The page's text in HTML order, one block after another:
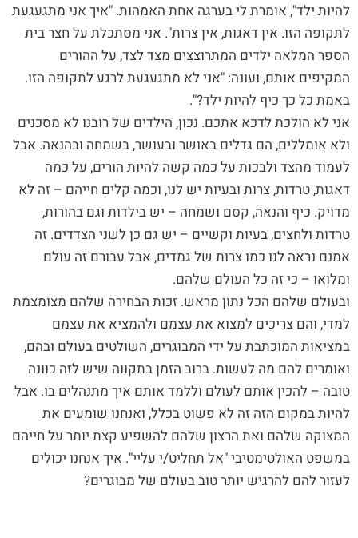
להיות ילד", אומרת לי בערגה אחת האמהות. "איך אני מתגעגעת
לתקופה הזו. אין דאגות, אין צרות". אני מסתכלת על חצר בית
הספר המלאה ילדים המתרוצצים מצד לצד, על ההורים
המקיפים אותם, ועונה: "אני לא מתגעגעת לרגע לתקופה הזו.
באמת כל כך כיף להיות ילד?".
אני לא הולכת לדכא אתכם. נכון, הילדים של רובנו לא מסכנים
ולא אומללים, הם גדלים באושר ובעושר, בשמחה ובהנאה. אבל
לעמוד מהצד ולבכות על כמה קשה להיות הורים, על כמה
דאגות, טרדות, צרות ובעיות יש לנו, וכמה קלים חייהם – זה לא
מדויק. כיף והנאה, קסם ושמחה – יש בילדות וגם בהורות,
טרדות ולחצים, בעיות וקשיים – יש גם כן לשני הצדדים. זה
אמנם נראה לנו כמו צרות של גמדים, אבל עבורם זה עולם
ומלואו – כי זה כל העולם שלהם.
ובעולם שלהם הכל נתון מראש. זכות הבחירה שלהם מצומצמת
למדי, והם צריכים למצוא את עצמם ולהמציא את עצמם
במציאות המוכתבת על ידי המבוגרים, השולטים בעולם ובהם,
ואומרים להם מה לעשות. ברוב הזמן בתקווה שיש לזה כוונה
טובה – להכין אותם לעולם וללמד אותם איך מתנהלים בו. אבל
להיות במקום הזה זה לא פשוט בכלל, ואנחנו שומעים את
המצוקה שלהם ואת הרצון שלהם להשפיע קצת יותר על חייהם
במשפט האולטימטיבי "אל תחליט/י עליי". איך אנחנו יכולים
לעזור להם להרגיש יותר טוב בעולם של מבוגרים?